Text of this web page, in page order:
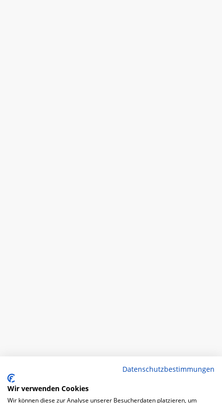
Datenschutzbestimmungen
Wir verwenden Cookies
Wir können diese zur Analyse unserer Besucherdaten platzieren, um